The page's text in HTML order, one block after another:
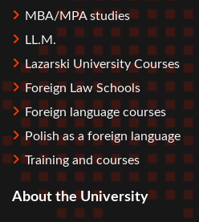
MBA/MPA studies
LL.M.
Lazarski University Courses
Foreign Law Schools
Foreign language courses
Polish as a foreign language
Training and courses
About the University